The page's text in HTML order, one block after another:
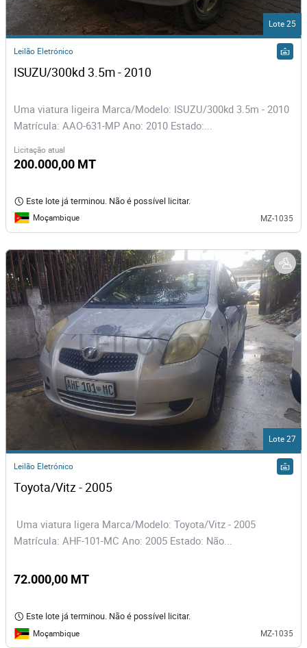
Lote 25
Leilão Eletrónico
ISUZU/300kd 3.5m - 2010
Uma viatura ligeira Marca/Modelo: ISUZU/300kd 3.5m - 2010
Matrícula: AAO-631-MP Ano: 2010 Estado:...
Licitação atual
200.000,00 MT
Este lote já terminou. Não é possível licitar.
Moçambique MZ-1035
Lote 27
Leilão Eletrónico
Toyota/Vitz - 2005
Uma viatura ligera Marca/Modelo: Toyota/Vitz - 2005
Matrícula: AHF-101-MC Ano: 2005 Estado: Não...
72.000,00 MT
Este lote já terminou. Não é possível licitar.
Moçambique MZ-1035